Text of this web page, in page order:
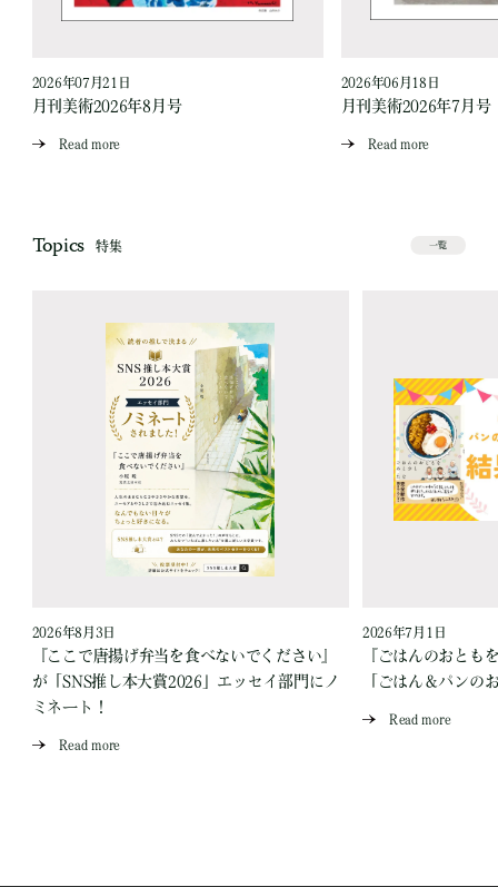
2026年07月21日
月刊美術2026年8月号
Read more
2026年06月18日
月刊美術2026年7月号
Read more
Topics 特集 一覧
2026年8月3日
『ここで唐揚げ弁当を食べないでください』
が「SNS推し本大賞2026」エッセイ部門にノ
ミネート！
Read more
2026年7月1日
『ごはんのおとも
「ごはん＆パンの
Read more